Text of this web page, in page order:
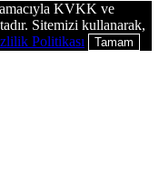
KVKK ve
Sitemizi kullanarak,
Politikası Tamam